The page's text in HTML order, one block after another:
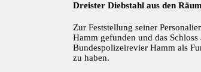
Dreister Diebstahl aus den
Zur Feststellung seiner
Hamm gefunden und das
Bundespolizeirevier Hamm als
zu haben.